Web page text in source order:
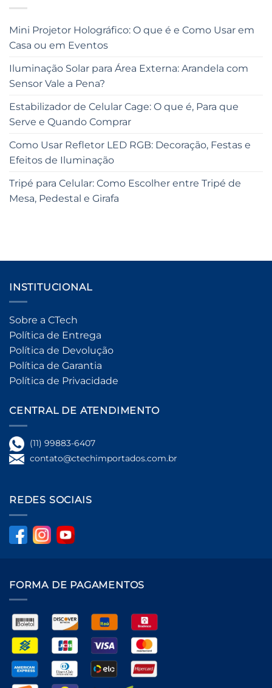
Mini Projetor Holográfico: O que é e Como Usar em
Casa ou em Eventos
Iluminação Solar para Área Externa: Arandela com
Sensor Vale a Pena?
Estabilizador de Celular Cage: O que é, Para que
Serve e Quando Comprar
Como Usar Refletor LED RGB: Decoração, Festas e
Efeitos de Iluminação
Tripé para Celular: Como Escolher entre Tripé de
Mesa, Pedestal e Girafa
INSTITUCIONAL
Sobre a CTech
Política de Entrega
Política de Devolução
Política de Garantia
Política de Privacidade
CENTRAL DE ATENDIMENTO
(11) 99883-6407
contato@ctechimportados.com.br
REDES SOCIAIS
FORMA DE PAGAMENTOS